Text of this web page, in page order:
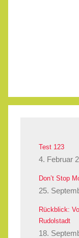
Test 123
4. Februar
Don’t Stop
25.
Rückblick:
Rudolstadt
18.